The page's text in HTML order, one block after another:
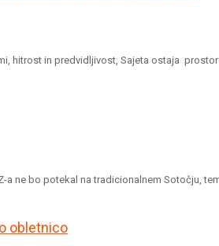
hitrost in predvidljivost, Sajeta ostaja prostor
a ne bo potekal na tradicionalnem Sotočju,
obletnico